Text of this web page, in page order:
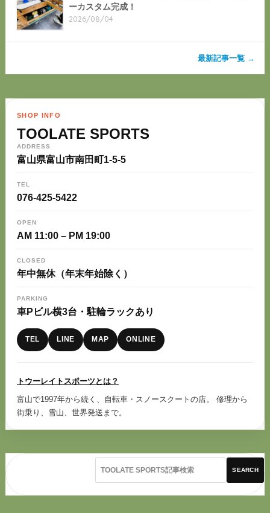
ーカスタム完成！
2026/08/04
最新記事一覧 →
SHOP INFO
TOOLATE SPORTS
ADDRESS
富山県富山市南田町1-5-5
TEL
076-425-5422
OPEN
AM 11:00 – PM 19:00
CLOSED
年中無休（年末年始除く）
PARKING
車Pビル横3台・駐輪ラックあり
TEL LINE MAP ONLINE
トウーレイトスポーツとは？
富山で1997年から続く、自転車・スノースクートの店。 修理から
街乗り、雪山、世界発送まで。
SEARCH